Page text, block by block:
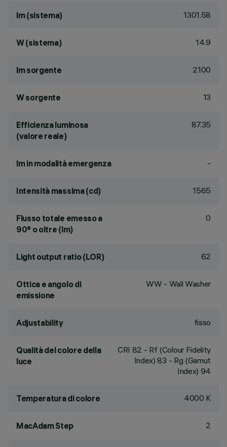
lm (sistema) 1301.58
W (sistema) 14.9
lm sorgente 2100
W sorgente 13
Efficienza luminosa
(valore reale)
87.35
lm in modalità emergenza -
Intensità massima (cd) 1565
Flusso totale emesso a
90° o oltre (lm)
0
Light output ratio (LOR) 62
Ottica e angolo di
emissione
WW - Wall Washer
Adjustability fisso
Qualità del colore della
luce
CRI 82 - Rf (Colour Fidelity
Index) 83 - Rg (Gamut
Index) 94
Temperatura di colore 4000 K
MacAdam Step 2